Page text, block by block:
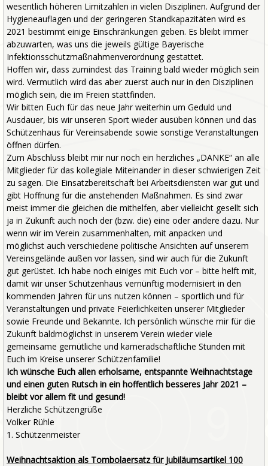
wesentlich höheren Limitzahlen in vielen Disziplinen. Aufgrund der
Hygieneauflagen und der geringeren Standkapazitäten wird es
2021 bestimmt einige Einschränkungen geben. Es bleibt immer
abzuwarten, was uns die jeweils gültige Bayerische
Infektionsschutzmaßnahmenverordnung gestattet.
Hoffen wir, dass zumindest das Training bald wieder möglich sein
wird. Vermutlich wird das aber zuerst auch nur in den Disziplinen
möglich sein, die im Freien stattfinden.
Wir bitten Euch für das neue Jahr weiterhin um Geduld und
Ausdauer, bis wir unseren Sport wieder ausüben können und das
Schützenhaus für Vereinsabende sowie sonstige Veranstaltungen
öffnen dürfen.
Zum Abschluss bleibt mir nur noch ein herzliches „DANKE“ an alle
Mitglieder für das kollegiale Miteinander in dieser schwierigen Zeit
zu sagen. Die Einsatzbereitschaft bei Arbeitsdiensten war gut und
gibt Hoffnung für die anstehenden Maßnahmen. Es sind zwar
meist immer die gleichen die mithelfen, aber vielleicht gesellt sich
ja in Zukunft auch noch der (bzw. die) eine oder andere dazu. Nur
wenn wir im Verein zusammenhalten, mit anpacken und
möglichst auch verschiedene politische Ansichten auf unserem
Vereinsgelände außen vor lassen, sind wir auch für die Zukunft
gut gerüstet. Ich habe noch einiges mit Euch vor – bitte helft mit,
damit wir unser Schützenhaus vernünftig modernisiert in den
kommenden Jahren für uns nutzen können – sportlich und für
Veranstaltungen und private Feierlichkeiten unserer Mitglieder
sowie Freunde und Bekannte. Ich persönlich wünsche mir für die
Zukunft baldmöglichst in unserem Verein wieder viele
gemeinsame gemütliche und kameradschaftliche Stunden mit
Euch im Kreise unserer Schützenfamilie!
Ich wünsche Euch allen erholsame, entspannte Weihnachtstage
und einen guten Rutsch in ein hoffentlich besseres Jahr 2021 –
bleibt vor allem fit und gesund!
Herzliche Schützengrüße
Volker Rühle
1. Schützenmeister
Weihnachtsaktion als Tombolaersatz für Jubiläumsartikel 100